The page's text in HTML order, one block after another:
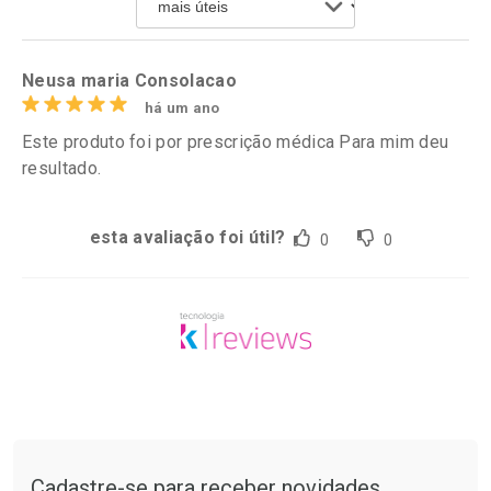
Comprar sem Desconto
Por R$ 60,74/cada
Comprar sem Desconto
Por R$ 10,39/cada
Neusa maria Consolacao
há um ano
Este produto foi por prescrição médica Para mim deu
resultado.
esta avaliação foi útil? 0 0